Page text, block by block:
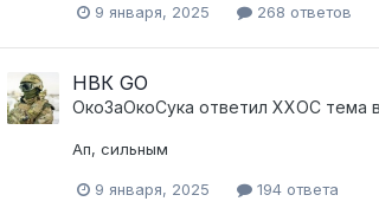
9 января, 2025 268 ответов
НВК GO
ОкоЗаОкоСука ответил XXOC тема в
Ап, сильным
9 января, 2025 194 ответа